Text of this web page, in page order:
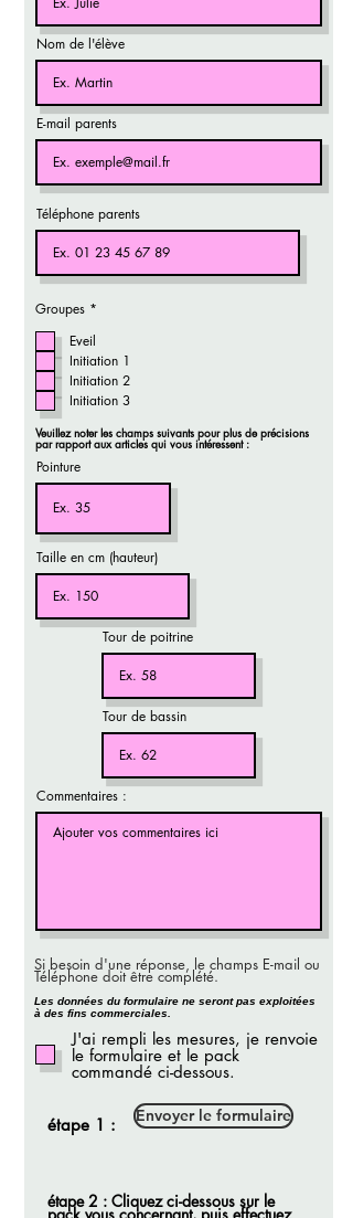
Nom de l'élève
E-mail parents
Téléphone parents
Groupes *
g
a
t
o
i
o
Eveil
Initiation 1
Initiation 2
Initiation 3
Veuillez noter les champs suivants pour plus de précisions
par rapport aux articles qui vous intéressent :
Pointure
Taille en cm (hauteur)
Tour de poitrine
Tour de bassin
Commentaires :
Si besoin d'une réponse, le champs E-mail ou
Téléphone doit être complété.
Les données du formulaire ne seront pas exploitées
à des fins commerciales.
J'ai rempli les mesures, je renvoie
le formulaire et le pack
commandé ci-dessous.
Envoyer le formulaire
étape 1 :
étape 2 : Cliquez ci-dessous sur le